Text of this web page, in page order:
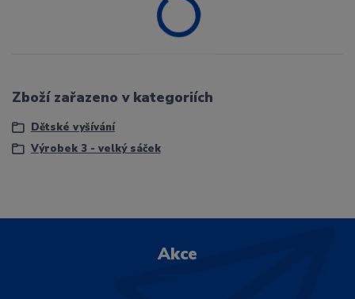
Zboží zařazeno v kategoriích
Dětské vyšívání
Výrobek 3 - velký sáček
Akce